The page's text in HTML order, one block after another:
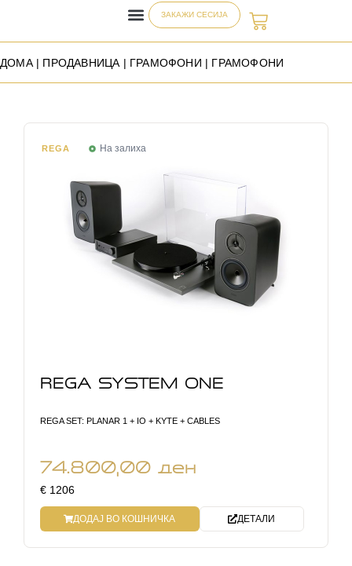
ЗАКАЖИ СЕСИЈА
ДОМА| ПРОДАВНИЦА | ГРАМОФОНИ | ГРАМОФОНИ
REGA На залиха
REGA SYSTEM ONE
REGA SET: PLANAR 1 + IO + KYTE + CABLES
74.800,00 ден
€ 1206
ДОДАЈ ВО КОШНИЧКА ДЕТАЛИ